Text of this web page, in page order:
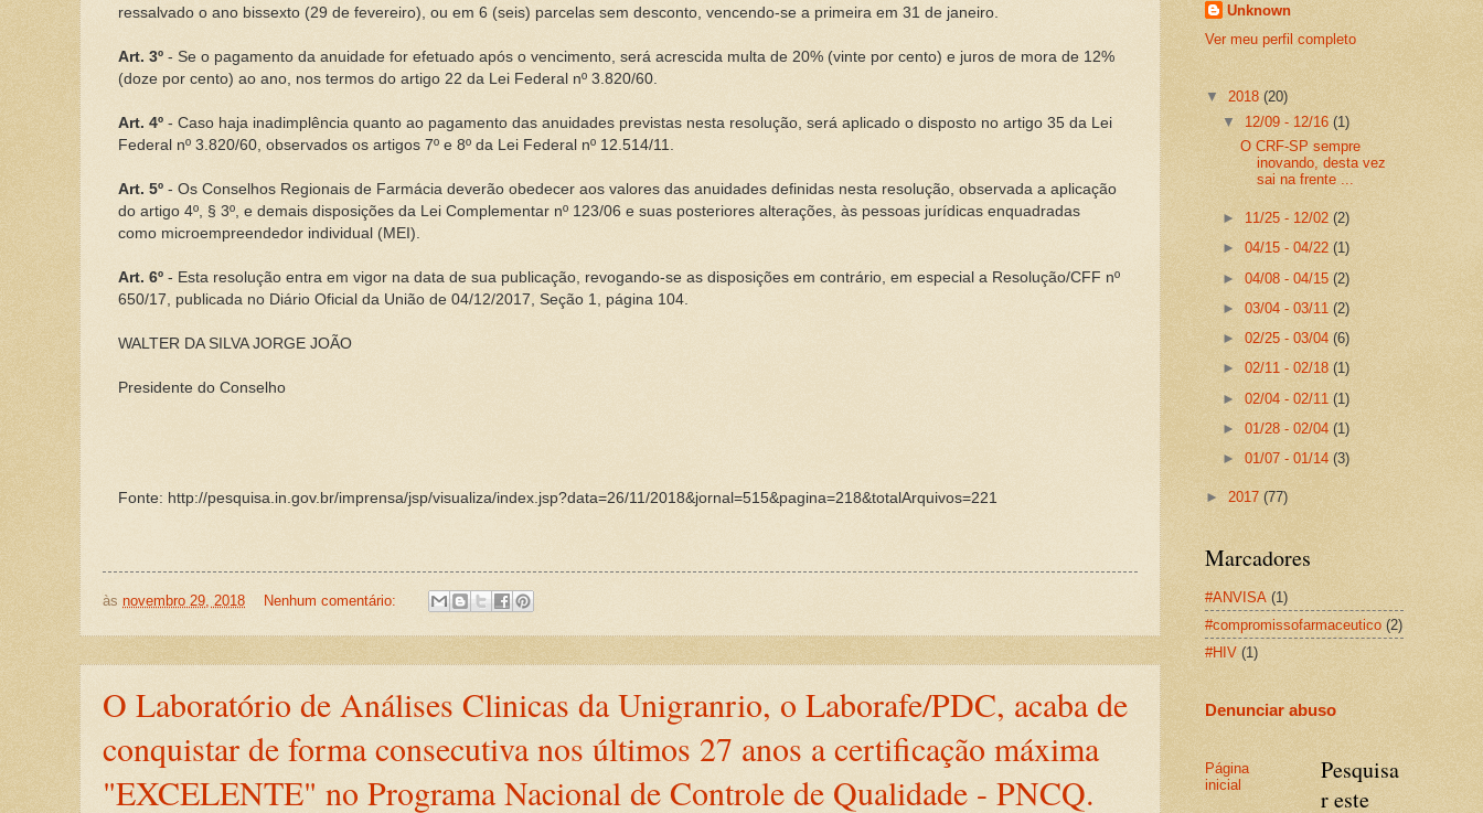
ressalvado o ano bissexto (29 de fevereiro), ou em 6 (seis) parcelas sem desconto, vencendo-se a primeira em 31 de janeiro.
Art. 3º- Se o pagamento da anuidade for efetuado após o vencimento, será acrescida multa de 20% (vinte por cento) e juros de mora de 12%
(doze por cento) ao ano, nos termos do artigo 22 da Lei Federal nº 3.820/60.
Art. 4º- Caso haja inadimplência quanto ao pagamento das anuidades previstas nesta resolução, será aplicado o disposto no artigo 35 da Lei
Federal nº 3.820/60, observados os artigos 7º e 8º da Lei Federal nº 12.514/11.
Art. 5º- Os Conselhos Regionais de Farmácia deverão obedecer aos valores das anuidades definidas nesta resolução, observada a aplicação
do artigo 4º, § 3º, e demais disposições da Lei Complementar nº 123/06 e suas posteriores alterações, às pessoas jurídicas enquadradas
como microempreendedor individual (MEI).
Art. 6º- Esta resolução entra em vigor na data de sua publicação, revogando-se as disposições em contrário, em especial a Resolução/CFF nº
650/17, publicada no Diário Oficial da União de 04/12/2017, Seção 1, página 104.
WALTER DA SILVA JORGE JOÃO
Presidente do Conselho
Fonte: http://pesquisa.in.gov.br/imprensa/jsp/visualiza/index.jsp?data=26/11/2018&jornal=515&pagina=218&totalArquivos=221
às novembro 29, 2018 Nenhum comentário:
O Laboratório de Análises Clinicas da Unigranrio, o Laborafe/PDC, acaba de
conquistar de forma consecutiva nos últimos 27 anos a certificação máxima
"EXCELENTE" no Programa Nacional de Controle de Qualidade - PNCQ.
Unknown
Ver meu perfil completo
▼ 2018 (20)
▼ 12/09 - 12/16(1)
O CRF-SP sempre
inovando, desta vez
sai na frente ...
► 11/25 - 12/02(2)
►04/15 - 04/22(1)
►04/08 - 04/15(2)
►03/04 - 03/11(2)
►02/25 - 03/04(6)
►02/11 - 02/18(1)
►02/04 - 02/11(1)
►01/28 - 02/04(1)
►01/07 - 01/14(3)
► 2017 (77)
Marcadores
#ANVISA (1)
#compromissofarmaceutico (2)
#HIV (1)
Denunciar abuso
Página
inicial
Pesquisa
r este